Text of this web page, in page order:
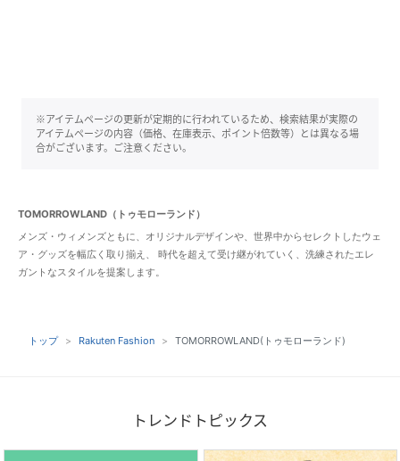
※アイテムページの更新が定期的に行われているため、検索結果が実際の
アイテムページの内容（価格、在庫表示、ポイント倍数等）とは異なる場
合がございます。ご注意ください。
TOMORROWLAND（トゥモローランド）
メンズ・ウィメンズともに、オリジナルデザインや、世界中からセレクトしたウェ
ア・グッズを幅広く取り揃え、 時代を超えて受け継がれていく、洗練されたエレ
ガントなスタイルを提案します。
トップ Rakuten Fashion TOMORROWLAND(トゥモローランド)
トレンドトピックス